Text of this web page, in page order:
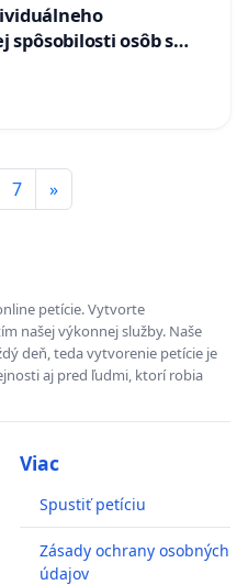
spôsobilosti osôb s
do
7 »
petície. Vytvorte
našej výkonnej služby. Naše
deň, teda vytvorenie petície je
aj pred ľudmi, ktorí robia
Viac
Spustiť petíciu
Zásady ochrany osobných
údajov